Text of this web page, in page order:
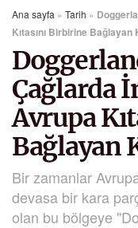
Ana sayfa » Tarih »
Kıtasını Birbirine Bağlayan
Çağlarda
Avrupa
Bağlayan
Bir zamanlar
devasa bir kara
olan bu bölgeye